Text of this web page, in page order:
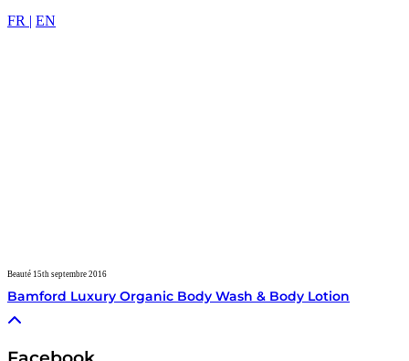
FR | EN
Beauté 15th septembre 2016
Bamford Luxury Organic Body Wash & Body Lotion